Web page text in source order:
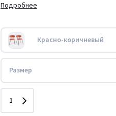
Подробнее
Красно-коричневый
Размер
Количество
1